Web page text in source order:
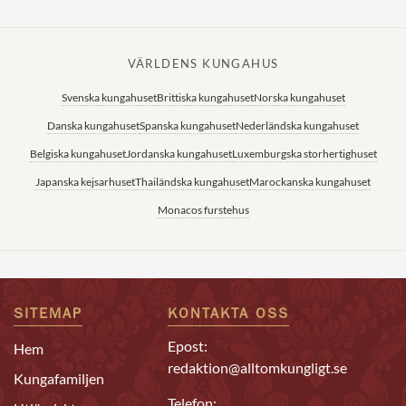
VÄRLDENS KUNGAHUS
Svenska kungahusetBrittiska kungahusetNorska kungahuset
Danska kungahusetSpanska kungahusetNederländska kungahuset
Belgiska kungahusetJordanska kungahusetLuxemburgska storhertighuset
Japanska kejsarhusetThailändska kungahusetMarockanska kungahuset
Monacos furstehus
SITEMAP
Hem
Kungafamiljen
KONTAKTA OSS
Epost:
redaktion@alltomkungligt.se